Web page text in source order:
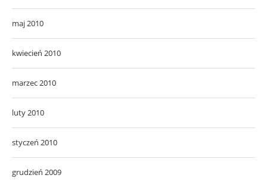
maj 2010
kwiecień 2010
marzec 2010
luty 2010
styczeń 2010
grudzień 2009